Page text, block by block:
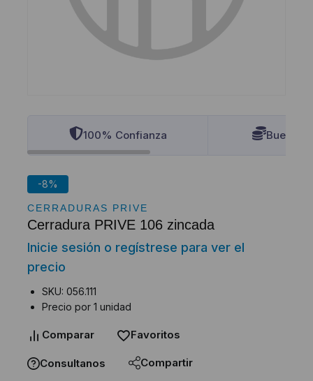
100% Confianza Buenos
-8%
CERRADURAS PRIVE
Cerradura PRIVE 106 zincada
Inicie sesión o regístrese para ver el
precio
SKU: 056.111
Precio por 1 unidad
Comparar Favoritos
Consultanos Compartir